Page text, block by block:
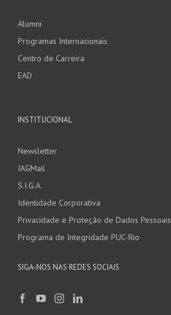
Alumni
Programas Internacionais
Centro de Carreira
EAD
INSTITUCIONAL
Newsletter
IAGMail
S.I.G.A.
Identidade Corporativa
Privacidade e Proteção de Dados Pessoais
Programa de Integridade PUC-Rio
SIGA-NOS NAS REDES SOCIAIS